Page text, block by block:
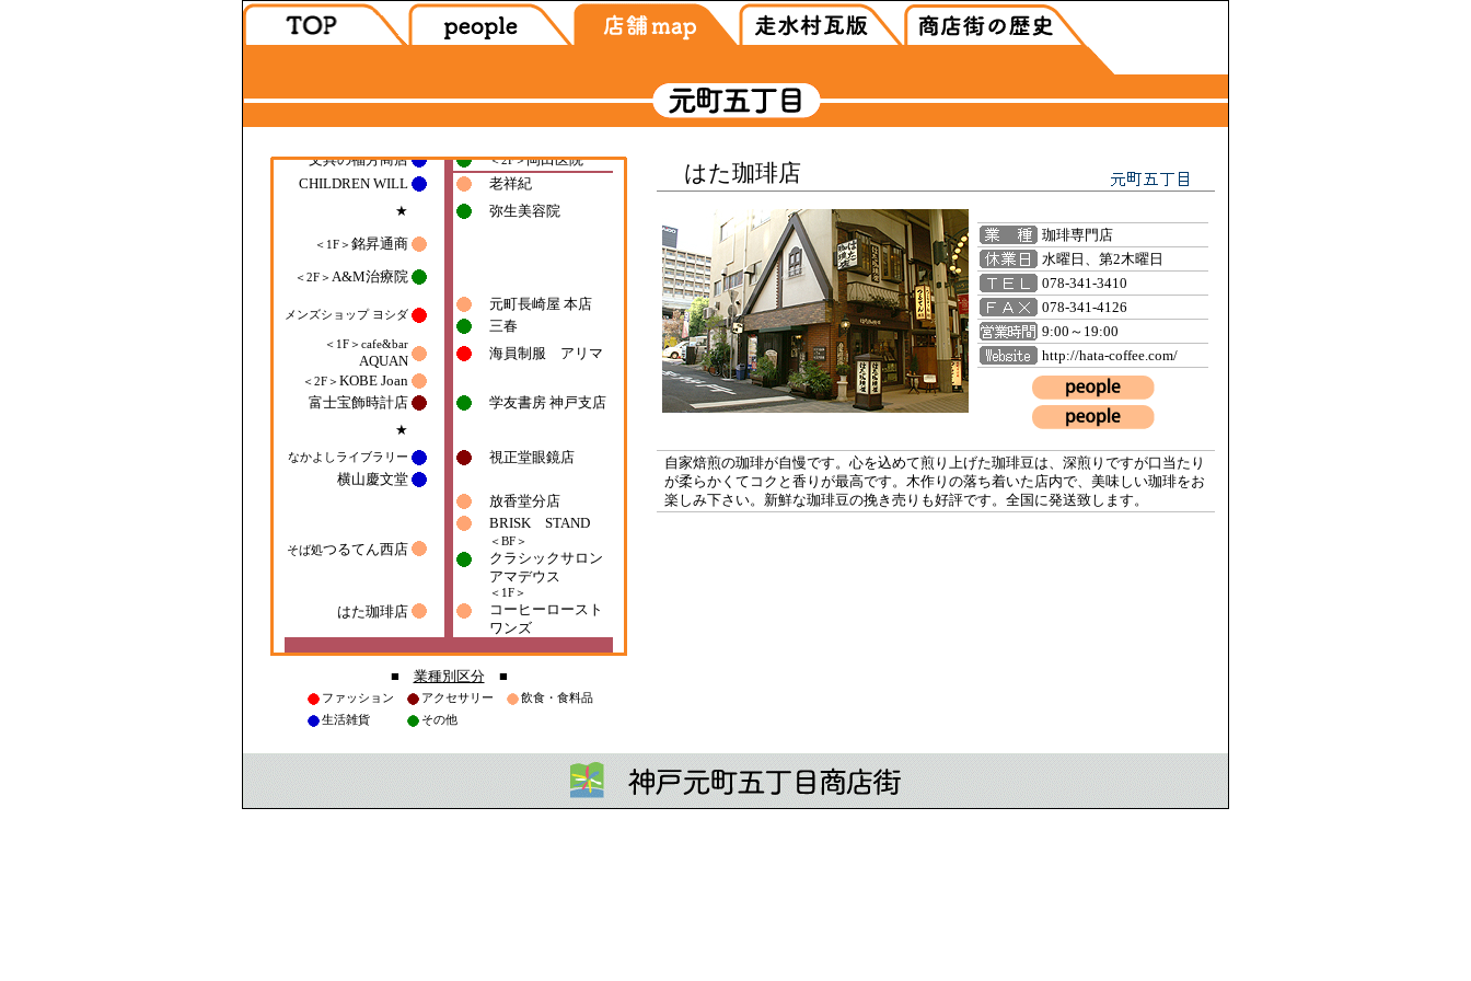
■ 業種別区分■
ファッション アクセサリー
飲食・食料品
生活雑貨
その他
はた珈琲店
珈琲専門店
水曜日、第2木曜日
078-341-3410
078-341-4126
9:00～19:00
http://hata-coffee.com/
自家焙煎の珈琲が自慢です。心を込めて煎り上げた珈琲豆は、深煎りですが口当たり
が柔らかくてコクと香りが最高です。木作りの落ち着いた店内で、美味しい珈琲をお
楽しみ下さい。新鮮な珈琲豆の挽き売りも好評です。全国に発送致します。